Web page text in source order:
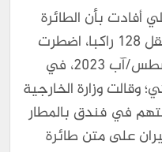
أفادت بأن الطائرة
تابعة لشركة طيران سيشل، تقل 128 راكبا، اضطرت
للهبوط اضطراريا، في 28 أغسطس/آب 2023، في
وزارة الخارجية
في فندق بالمطار
على متن طائرة